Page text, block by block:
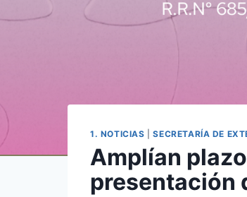
1. NOTICIAS |SECRETARÍA DE
Amplían
presentación